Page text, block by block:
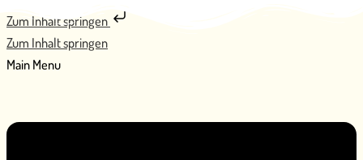
Zum Inhalt springen
Zum Inhalt springen
Main Menu